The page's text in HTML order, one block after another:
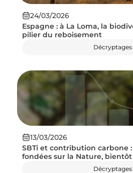
Décryptages
Espagne : à La Loma, la
pilier du reboisement
24/03/2026
Décryptages
SBTi et contribution carbone
fondées sur la Nature,
13/03/2026